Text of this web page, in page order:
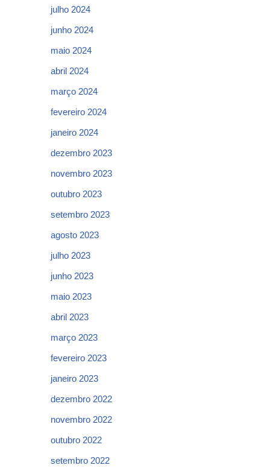
julho 2024
junho 2024
maio 2024
abril 2024
março 2024
fevereiro 2024
janeiro 2024
dezembro 2023
novembro 2023
outubro 2023
setembro 2023
agosto 2023
julho 2023
junho 2023
maio 2023
abril 2023
março 2023
fevereiro 2023
janeiro 2023
dezembro 2022
novembro 2022
outubro 2022
setembro 2022